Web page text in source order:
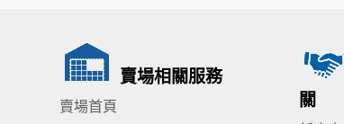
賣場相關服務
賣場首頁
關